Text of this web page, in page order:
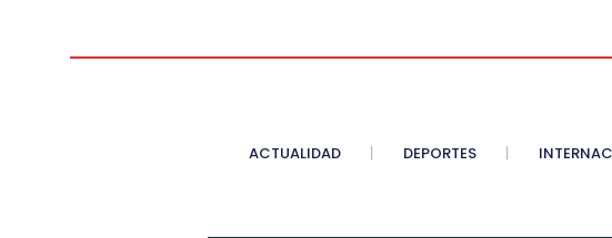
ACTUALIDAD DEPORTES